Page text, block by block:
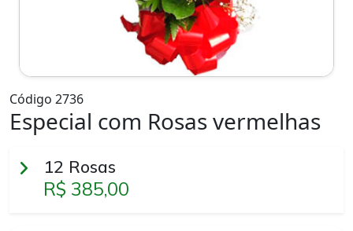
Código 2736
Especial com Rosas vermelhas
12 Rosas
R$ 385,00